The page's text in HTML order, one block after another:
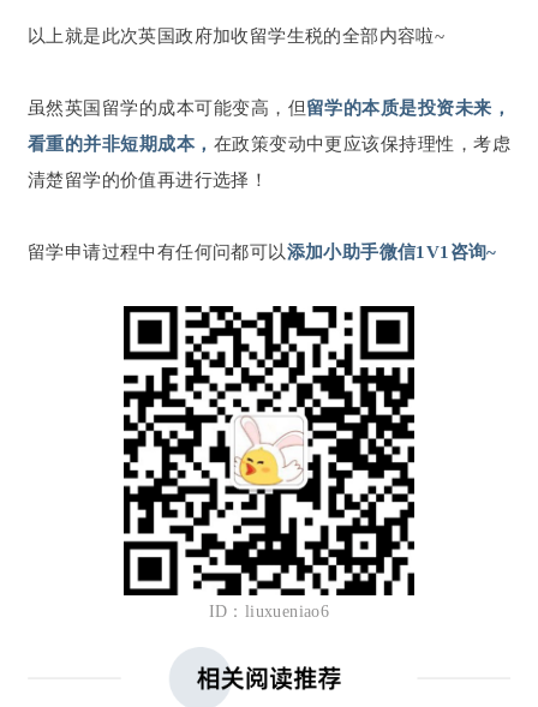
以上就是此次英国政府加收留学生税的全部内容啦~
虽然英国留学的成本可能变高，但留学的本质是投资未来，
看重的并非短期成本， 在政策变动中更应该保持理性，考虑
清楚留学的价值再进行选择！
留学申请过程中有任何问都可以添加小助手微信1V1咨询~
ID：liuxueniao6